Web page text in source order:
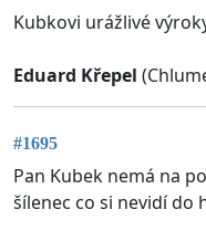
Kubkovi urážlivé
Eduard Křepel
#1695
Pan Kubek nemá na
šílenec co si nevidí do